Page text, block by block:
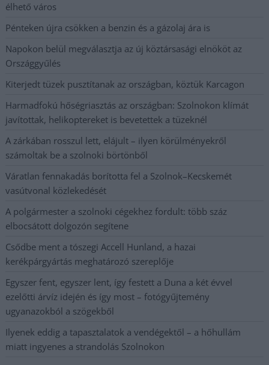
élhető város
Pénteken újra csökken a benzin és a gázolaj ára is
Napokon belül megválasztja az új köztársasági elnököt az
Országgyűlés
Kiterjedt tüzek pusztítanak az országban, köztük Karcagon
Harmadfokú hőségriasztás az országban: Szolnokon klímát
javítottak, helikoptereket is bevetettek a tüzeknél
A zárkában rosszul lett, elájult – ilyen körülményekről
számoltak be a szolnoki börtönből
Váratlan fennakadás borította fel a Szolnok–Kecskemét
vasútvonal közlekedését
A polgármester a szolnoki cégekhez fordult: több száz
elbocsátott dolgozón segítene
Csődbe ment a tószegi Accell Hunland, a hazai
kerékpárgyártás meghatározó szereplője
Egyszer fent, egyszer lent, így festett a Duna a két évvel
ezelőtti árvíz idején és így most – fotógyűjtemény
ugyanazokból a szögekből
Ilyenek eddig a tapasztalatok a vendégektől – a hőhullám
miatt ingyenes a strandolás Szolnokon